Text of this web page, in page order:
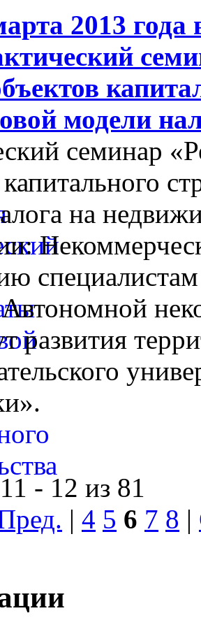
2013 года
модели
семинар
на
развития
- 12 из 81
| 4 5 6 7 8 |